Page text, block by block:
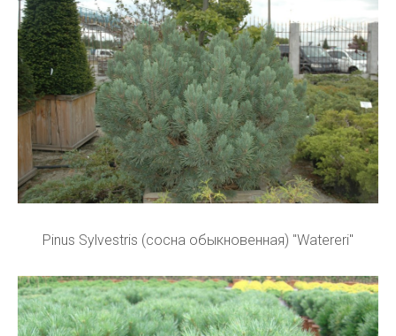
Pinus Sylvestris (сосна обыкновенная) "Watereri"